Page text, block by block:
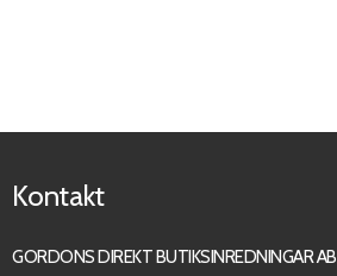
Kontakt
GORDONS DIREKT BUTIKSINREDNINGAR AB